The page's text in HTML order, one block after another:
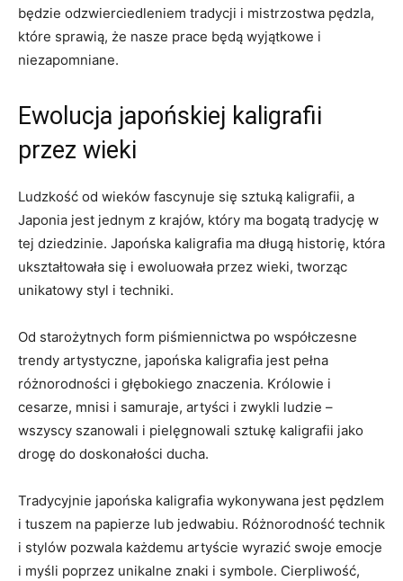
⁣będzie‍ odzwierciedleniem tradycji i ​mistrzostwa pędzla,
które ⁣sprawią, że nasze‌ prace⁣ będą wyjątkowe i
niezapomniane.
Ewolucja japońskiej kaligrafii
przez wieki
Ludzkość od wieków fascynuje się ⁤sztuką ​kaligrafii, a
⁢Japonia jest jednym⁣ z krajów, który ⁢ma bogatą tradycję​ w
tej dziedzinie. Japońska kaligrafia ma długą historię,‍ która
ukształtowała się i ewoluowała przez wieki, tworząc
unikatowy styl i techniki.
Od ‍starożytnych form​ piśmiennictwa po współczesne
trendy artystyczne, japońska kaligrafia jest pełna
różnorodności i głębokiego znaczenia. Królowie i
cesarze, mnisi i samuraje, artyści ⁢i zwykli ludzie –
wszyscy szanowali i pielęgnowali sztukę kaligrafii jako
drogę do doskonałości ducha.
Tradycyjnie japońska kaligrafia wykonywana jest pędzlem
‌i tuszem na papierze lub jedwabiu. Różnorodność technik
i‌ stylów pozwala każdemu ⁤artyście wyrazić swoje emocje
i myśli poprzez unikalne znaki⁣ i symbole. Cierpliwość,